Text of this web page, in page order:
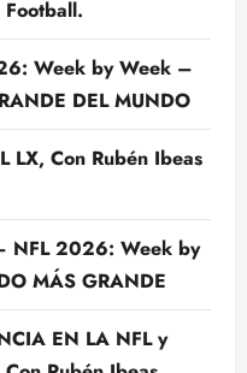
Week by Week –
DEL MUNDO
LX, Con Rubén Ibeas
NFL 2026: Week by
MÁS GRANDE
EN LA NFL y